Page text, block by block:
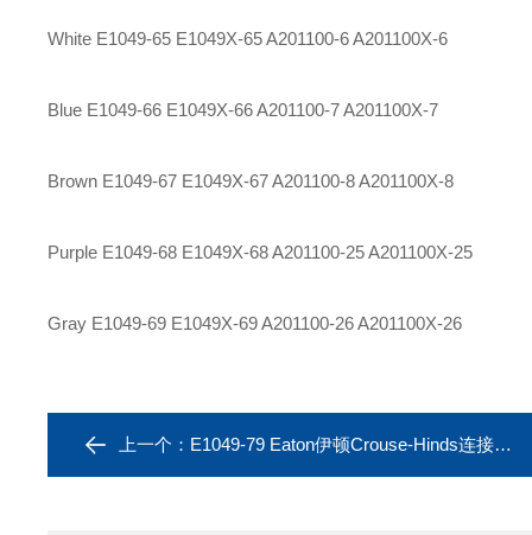
White E1049-65 E1049X-65 A201100-6 A201100X-6
Blue E1049-66 E1049X-66 A201100-7 A201100X-7
Brown E1049-67 E1049X-67 A201100-8 A201100X-8
Purple E1049-68 E1049X-68 A201100-25 A201100X-25
Gray E1049-69 E1049X-69 A201100-26 A201100X-26
上一个： E1049-79 Eaton伊顿Crouse-Hinds连接器 plug E1049-78 1135A